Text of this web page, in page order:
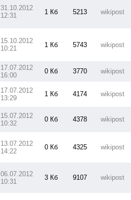
31.10.2012
12:31
1 Кб 5213 wikipost
15.10.2012
10:21
1 Кб 5743 wikipost
17.07.2012
16:00
0 Кб 3770 wikipost
17.07.2012
13:29
1 Кб 4174 wikipost
15.07.2012
10:32
0 Кб 4378 wikipost
13.07.2012
14:22
0 Кб 4325 wikipost
06.07.2012
10:31
3 Кб 9107 wikipost